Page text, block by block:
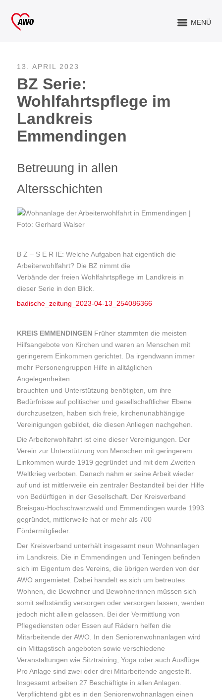
MENÜ
13. APRIL 2023
BZ Serie:
Wohlfahrtspflege im
Landkreis
Emmendingen
Betreuung in allen
Altersschichten
B Z – S E R IE: Welche Aufgaben hat eigentlich die
Arbeiterwohlfahrt? Die BZ nimmt die
Verbände der freien Wohlfahrtspflege im Landkreis in
dieser Serie in den Blick.
badische_zeitung_2023-04-13_254086366
KREIS EMMENDINGEN Früher stammten die meisten
Hilfsangebote von Kirchen und waren an Menschen mit
geringerem Einkommen gerichtet. Da irgendwann immer
mehr Personengruppen Hilfe in alltäglichen
Angelegenheiten
brauchten und Unterstützung benötigten, um ihre
Bedürfnisse auf politischer und gesellschaftlicher Ebene
durchzusetzen, haben sich freie, kirchenunabhängige
Vereinigungen gebildet, die diesen Anliegen nachgehen.
Die Arbeiterwohlfahrt ist eine dieser Vereinigungen. Der
Verein zur Unterstützung von Menschen mit geringerem
Einkommen wurde 1919 gegründet und mit dem Zweiten
Weltkrieg verboten. Danach nahm er seine Arbeit wieder
auf und ist mittlerweile ein zentraler Bestandteil bei der Hilfe
von Bedürftigen in der Gesellschaft. Der Kreisverband
Breisgau-Hochschwarzwald und Emmendingen wurde 1993
gegründet, mittlerweile hat er mehr als 700
Fördermitglieder.
Der Kreisverband unterhält insgesamt neun Wohnanlagen
im Landkreis. Die in Emmendingen und Teningen befinden
sich im Eigentum des Vereins, die übrigen werden von der
AWO angemietet. Dabei handelt es sich um betreutes
Wohnen, die Bewohner und Bewohnerinnen müssen sich
somit selbständig versorgen oder versorgen lassen, werden
jedoch nicht allein gelassen. Bei der Vermittlung von
Pflegediensten oder Essen auf Rädern helfen die
Mitarbeitende der AWO. In den Seniorenwohnanlagen wird
ein Mittagstisch angeboten sowie verschiedene
Veranstaltungen wie Sitztraining, Yoga oder auch Ausflüge.
Pro Anlage sind zwei oder drei Mitarbeitende angestellt.
Insgesamt arbeiten 27 Beschäftigte in allen Anlagen.
Verpflichtend gibt es in den Seniorenwohnanlagen einen